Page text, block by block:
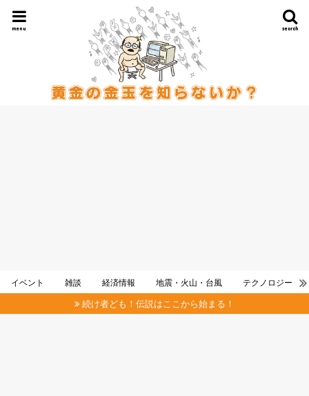
search
menu
イベント 雑談 経済情報 地震・火山・台風 テクノロジー
続け者ども！伝説はここから始まる！